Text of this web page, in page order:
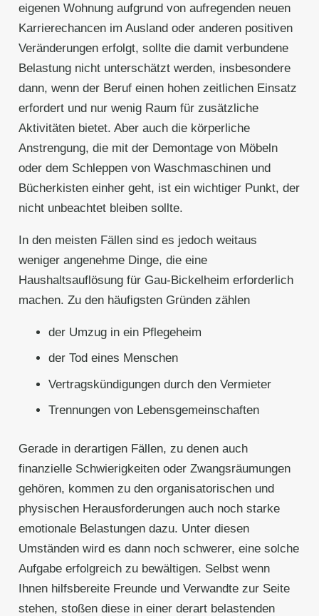
eigenen Wohnung aufgrund von aufregenden neuen
Karrierechancen im Ausland oder anderen positiven
Veränderungen erfolgt, sollte die damit verbundene
Belastung nicht unterschätzt werden, insbesondere
dann, wenn der Beruf einen hohen zeitlichen Einsatz
erfordert und nur wenig Raum für zusätzliche
Aktivitäten bietet. Aber auch die körperliche
Anstrengung, die mit der Demontage von Möbeln
oder dem Schleppen von Waschmaschinen und
Bücherkisten einher geht, ist ein wichtiger Punkt, der
nicht unbeachtet bleiben sollte.
In den meisten Fällen sind es jedoch weitaus
weniger angenehme Dinge, die eine
Haushaltsauflösung für Gau-Bickelheim erforderlich
machen. Zu den häufigsten Gründen zählen
der Umzug in ein Pflegeheim
der Tod eines Menschen
Vertragskündigungen durch den Vermieter
Trennungen von Lebensgemeinschaften
Gerade in derartigen Fällen, zu denen auch
finanzielle Schwierigkeiten oder Zwangsräumungen
gehören, kommen zu den organisatorischen und
physischen Herausforderungen auch noch starke
emotionale Belastungen dazu. Unter diesen
Umständen wird es dann noch schwerer, eine solche
Aufgabe erfolgreich zu bewältigen. Selbst wenn
Ihnen hilfsbereite Freunde und Verwandte zur Seite
stehen, stoßen diese in einer derart belastenden